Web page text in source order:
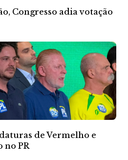
Congresso adia votação
de Vermelho e
no PR